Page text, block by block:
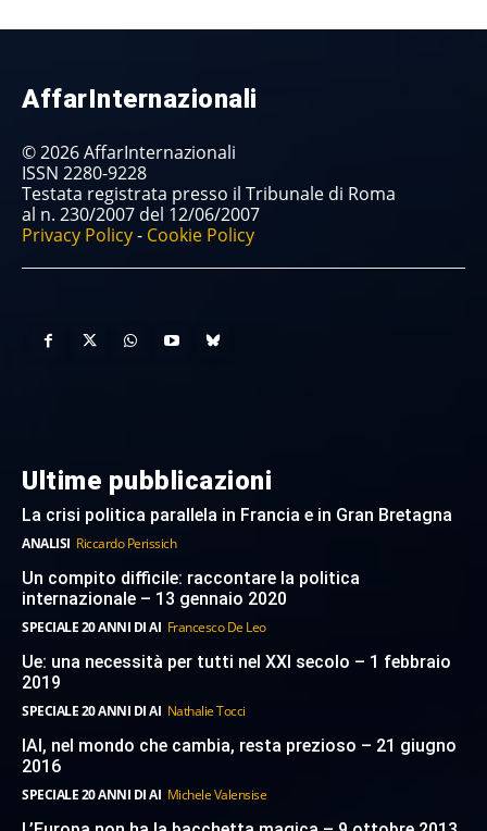
AffarInternazionali
© 2026 AffarInternazionali
ISSN 2280-9228
Testata registrata presso il Tribunale di Roma
al n. 230/2007 del 12/06/2007
Privacy Policy- Cookie Policy
Ultime pubblicazioni
La crisi politica parallela in Francia e in Gran Bretagna
ANALISI Riccardo Perissich
Un compito difficile: raccontare la politica
internazionale – 13 gennaio 2020
SPECIALE 20 ANNI DI AI Francesco De Leo
Ue: una necessità per tutti nel XXI secolo – 1 febbraio
2019
SPECIALE 20 ANNI DI AI Nathalie Tocci
IAI, nel mondo che cambia, resta prezioso – 21 giugno
2016
SPECIALE 20 ANNI DI AI Michele Valensise